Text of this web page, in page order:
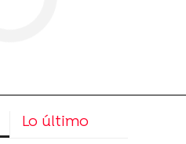
Lo último